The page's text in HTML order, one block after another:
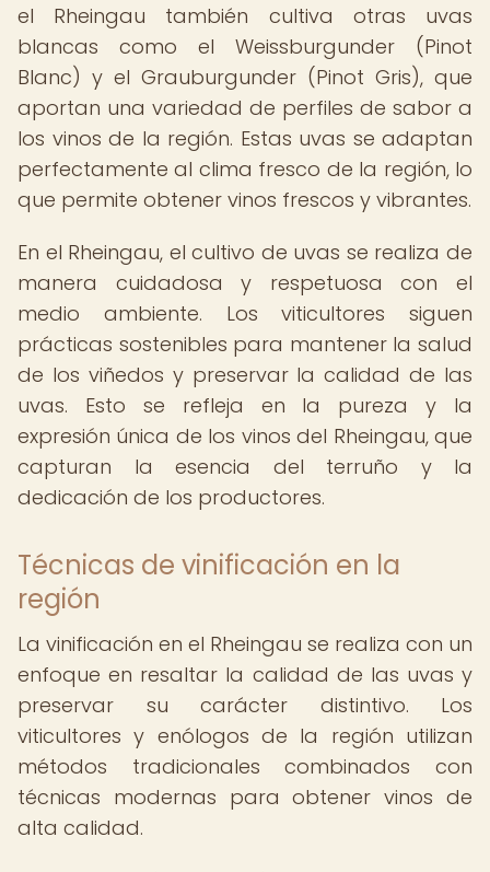
el Rheingau también cultiva otras uvas
blancas como el Weissburgunder (Pinot
Blanc) y el Grauburgunder (Pinot Gris), que
aportan una variedad de perfiles de sabor a
los vinos de la región. Estas uvas se adaptan
perfectamente al clima fresco de la región, lo
que permite obtener vinos frescos y vibrantes.
En el Rheingau, el cultivo de uvas se realiza de
manera cuidadosa y respetuosa con el
medio ambiente. Los viticultores siguen
prácticas sostenibles para mantener la salud
de los viñedos y preservar la calidad de las
uvas. Esto se refleja en la pureza y la
expresión única de los vinos del Rheingau, que
capturan la esencia del terruño y la
dedicación de los productores.
Técnicas de vinificación en la
región
La vinificación en el Rheingau se realiza con un
enfoque en resaltar la calidad de las uvas y
preservar su carácter distintivo. Los
viticultores y enólogos de la región utilizan
métodos tradicionales combinados con
técnicas modernas para obtener vinos de
alta calidad.